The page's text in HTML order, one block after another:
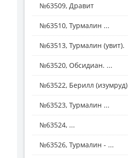
№63509, Дравит
№63510, Турмалин ...
№63513, Турмалин (увит).
№63520, Обсидиан. ...
№63522, Берилл (изумруд)
№63523, Турмалин ...
№63524, ...
№63526, Турмалин - ...